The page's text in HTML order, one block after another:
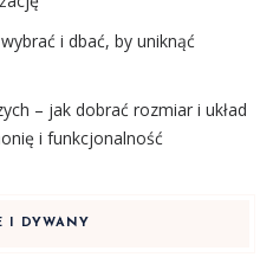
i dbać, by uniknąć
– jak dobrać rozmiar i układ
i funkcjonalność
I DYWANY